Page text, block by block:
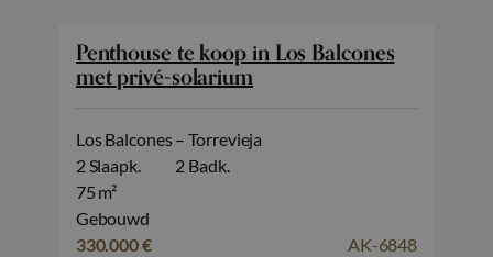
Penthouse te koop in Los Balcones
met privé-solarium
Los Balcones – Torrevieja
2 Slaapk.
2 Badk.
75 m²
Gebouwd
330.000 €
AK-6848